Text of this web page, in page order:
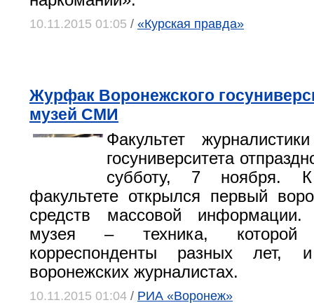
10.11.2015 01:05 / «Курская правда»
Журфак Воронежского
музей СМИ
Факультет
госуниверситета
субботу, 7 ноября.
факультете открылся первый
средств массовой
музея – техника, которой
корреспонденты разных лет,
воронежских журналистах.
10.11.2015 01:04 / РИА «Воронеж»